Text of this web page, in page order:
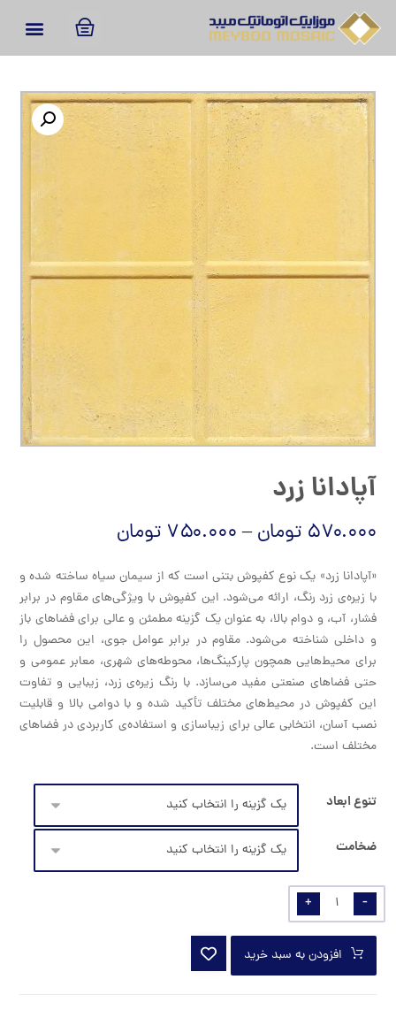
آپادانا زرد
۵۷۰.۰۰۰ تومان–۷۵۰.۰۰۰ تومان
«آپادانا زرد» یک نوع کفپوش بتنی است که از سیمان سیاه ساخته شده و
با زیره‌ی زرد رنگ، ارائه می‌شود. این کفپوش با ویژگی‌های مقاوم در برابر
فشار، آب، و دوام بالا، به عنوان یک گزینه مطمئن و عالی برای فضاهای باز
و داخلی شناخته می‌شود. مقاوم در برابر عوامل جوی، این محصول را
برای محیط‌هایی همچون پارکینگ‌ها، محوطه‌های شهری، معابر عمومی و
حتی فضاهای صنعتی مفید می‌سازد. با رنگ زیره‌ی زرد، زیبایی و تفاوت
این کفپوش در محیط‌های مختلف تأکید شده و با دوامی بالا و قابلیت
نصب آسان، انتخابی عالی برای زیباسازی و استفاده‌ی کاربردی در فضاهای
مختلف است.
تنوع ابعاد
ضخامت
-
+
افزودن به سبد خرید